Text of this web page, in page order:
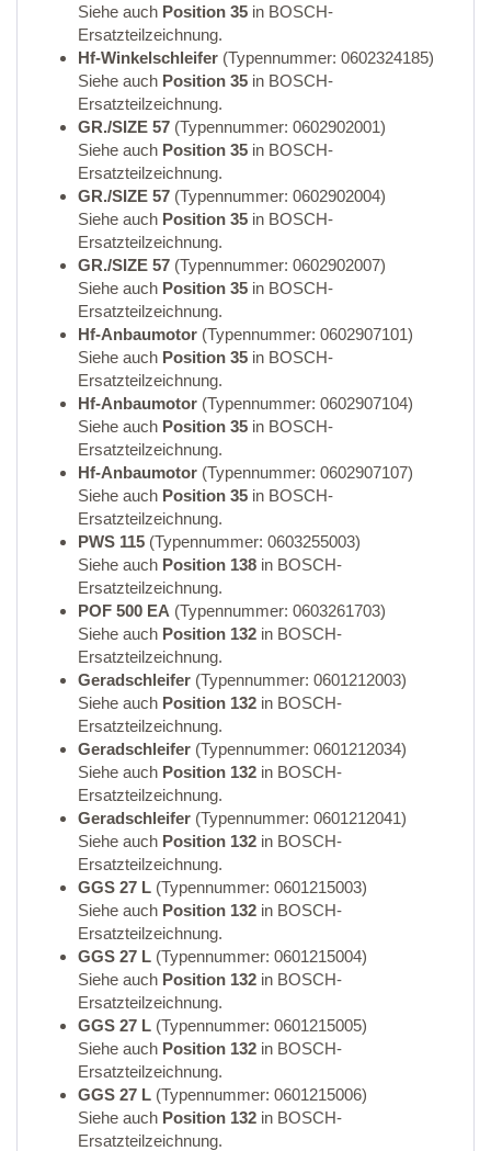
Siehe auch Position 35 in BOSCH-
Ersatzteilzeichnung.
Hf-Winkelschleifer (Typennummer: 0602324185)
Siehe auch Position 35 in BOSCH-
Ersatzteilzeichnung.
GR./SIZE 57 (Typennummer: 0602902001)
Siehe auch Position 35 in BOSCH-
Ersatzteilzeichnung.
GR./SIZE 57 (Typennummer: 0602902004)
Siehe auch Position 35 in BOSCH-
Ersatzteilzeichnung.
GR./SIZE 57 (Typennummer: 0602902007)
Siehe auch Position 35 in BOSCH-
Ersatzteilzeichnung.
Hf-Anbaumotor (Typennummer: 0602907101)
Siehe auch Position 35 in BOSCH-
Ersatzteilzeichnung.
Hf-Anbaumotor (Typennummer: 0602907104)
Siehe auch Position 35 in BOSCH-
Ersatzteilzeichnung.
Hf-Anbaumotor (Typennummer: 0602907107)
Siehe auch Position 35 in BOSCH-
Ersatzteilzeichnung.
PWS 115 (Typennummer: 0603255003)
Siehe auch Position 138 in BOSCH-
Ersatzteilzeichnung.
POF 500 EA (Typennummer: 0603261703)
Siehe auch Position 132 in BOSCH-
Ersatzteilzeichnung.
Geradschleifer (Typennummer: 0601212003)
Siehe auch Position 132 in BOSCH-
Ersatzteilzeichnung.
Geradschleifer (Typennummer: 0601212034)
Siehe auch Position 132 in BOSCH-
Ersatzteilzeichnung.
Geradschleifer (Typennummer: 0601212041)
Siehe auch Position 132 in BOSCH-
Ersatzteilzeichnung.
GGS 27 L (Typennummer: 0601215003)
Siehe auch Position 132 in BOSCH-
Ersatzteilzeichnung.
GGS 27 L (Typennummer: 0601215004)
Siehe auch Position 132 in BOSCH-
Ersatzteilzeichnung.
GGS 27 L (Typennummer: 0601215005)
Siehe auch Position 132 in BOSCH-
Ersatzteilzeichnung.
GGS 27 L (Typennummer: 0601215006)
Siehe auch Position 132 in BOSCH-
Ersatzteilzeichnung.